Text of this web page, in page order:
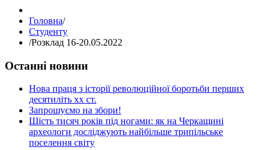
Головна/
Студенту
/Розклад 16-20.05.2022
Останні новини
Нова праця з історії революційної боротьби перших
десятиліть хх ст.
Запрошуємо на збори!
Шість тисяч років під ногами: як на Черкащині
археологи досліджують найбільше трипільське
поселення світу